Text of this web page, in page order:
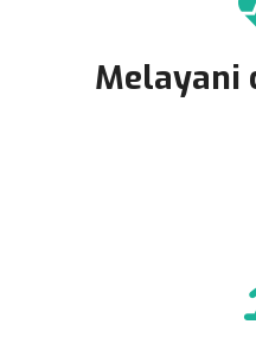
Melayani